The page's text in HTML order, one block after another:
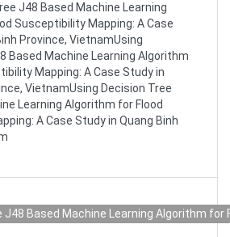
J48 Based Machine Learning
Susceptibility Mapping: A Case
Province, VietnamUsing
Based Machine Learning Algorithm
Mapping: A Case Study in
VietnamUsing Decision Tree
Learning Algorithm for Flood
A Case Study in Quang Binh
J48 Based Machine Learning Algorithm